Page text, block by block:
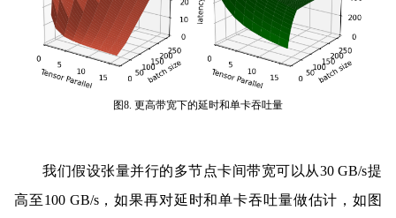
图8. 更高带宽下的延时和单卡吞吐量
我们假设张量并行的多节点卡间带宽可以从30 GB/s提
高至100 GB/s，如果再对延时和单卡吞吐量做估计，如图